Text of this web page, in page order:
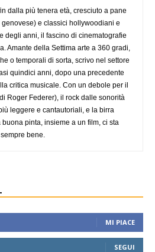
dalla più tenera età, cresciuto a pane
e classici hollywoodiani e
degli anni, il fascino di cinematografie
Amante della Settima arte a 360 gradi,
o temporali di sorta, scrivo nel settore
quindici anni, dopo una precedente
critica musicale. Con un debole per il
Roger Federer), il rock dalle sonorità
leggere e cantautoriali, e la birra
pinta, insieme a un film, ci sta
sempre bene.
MI PIACE
SEGUI